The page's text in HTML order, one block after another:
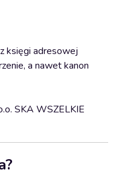
księgi adresowej
a nawet kanon
SKA WSZELKIE